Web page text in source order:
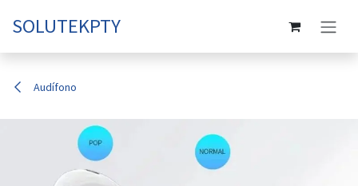
SOLUTEKPTY
Audífono